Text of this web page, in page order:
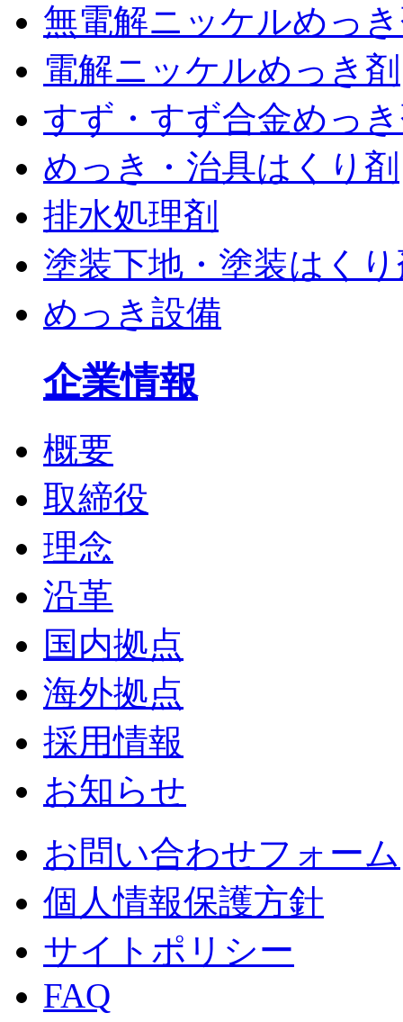
無電解ニッケルめっ
電解ニッケルめっき剤
すず・すず合金めっ
めっき・治具はくり剤
排水処理剤
塗装下地・塗装はく
めっき設備
企業情報
概要
取締役
理念
沿革
国内拠点
海外拠点
採用情報
お知らせ
お問い合わせフォーム
個人情報保護方針
サイトポリシー
FAQ